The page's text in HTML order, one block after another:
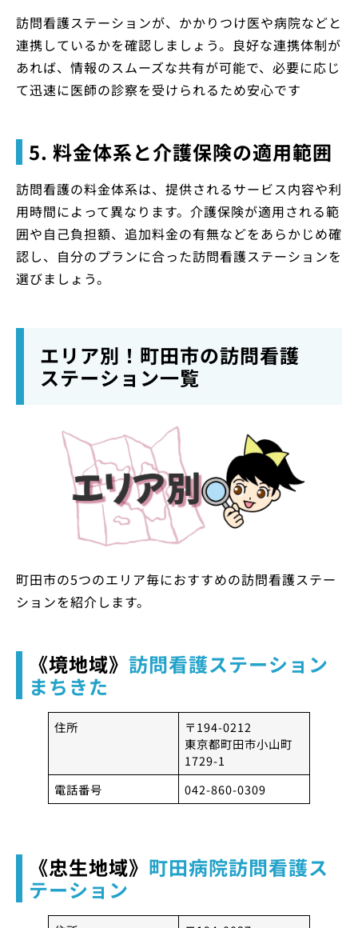
訪問看護ステーションが、かかりつけ医や病院などと
連携しているかを確認しましょう。良好な連携体制が
あれば、情報のスムーズな共有が可能で、必要に応じ
て迅速に医師の診察を受けられるため安心です
5. 料金体系と介護保険の適用範囲
訪問看護の料金体系は、提供されるサービス内容や利
用時間によって異なります。介護保険が適用される範
囲や自己負担額、追加料金の有無などをあらかじめ確
認し、自分のプランに合った訪問看護ステーションを
選びましょう。
エリア別！町田市の訪問看護
ステーション一覧
町田市の5つのエリア毎におすすめの訪問看護ステー
ションを紹介します。
《境地域》 訪問看護ステーション
まちきた
住所
〒194-0212
東京都町田市小山町
1729-1
電話番号
042-860-0309
《忠生地域》 町田病院訪問看護ス
テーション